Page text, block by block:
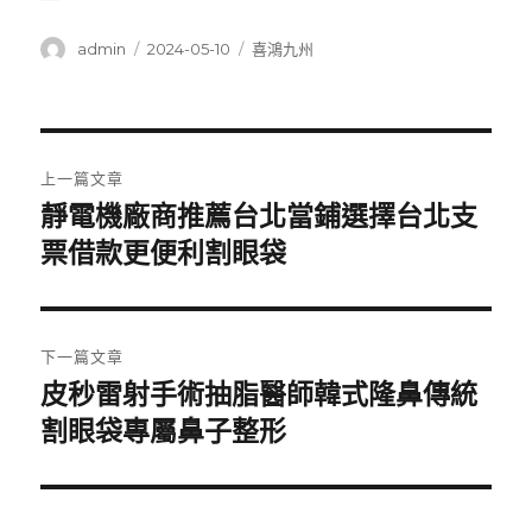
作
admin
發
2024-05-10
分
喜鴻九州
章
導
覽
上一篇文章
上
一
文
章:
靜電機廠商推薦台北當鋪選擇台北支
票借款更便利割眼袋
下一篇文章
下
一
文
皮秒雷射手術抽脂醫師韓式隆鼻傳統
割眼袋專屬鼻子整形